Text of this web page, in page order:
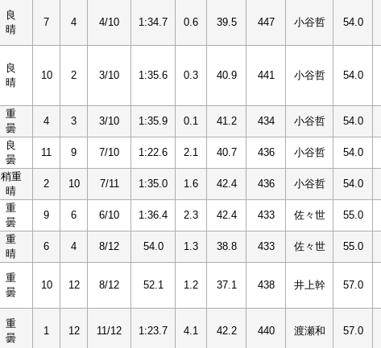
良
晴
7 4 4/10 1:34.7 0.6 39.5 447 小谷哲 54.0
良
晴
10 2 3/10 1:35.6 0.3 40.9 441 小谷哲 54.0
重
曇
4 3 3/10 1:35.9 0.1 41.2 434 小谷哲 54.0
良
曇
11 9 7/10 1:22.6 2.1 40.7 436 小谷哲 54.0
稍重
晴
2 10 7/11 1:35.0 1.6 42.4 436 小谷哲 54.0
重
曇
9 6 6/10 1:36.4 2.3 42.4 433 佐々世 55.0
重
晴
6 4 8/12 54.0 1.3 38.8 433 佐々世 55.0
重
曇
10 12 8/12 52.1 1.2 37.1 438 井上幹 57.0
重
曇
1 12 11/12 1:23.7 4.1 42.2 440 渡瀬和 57.0